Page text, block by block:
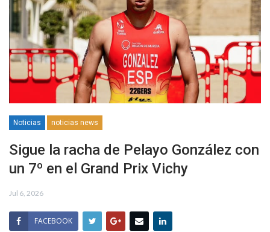
Noticias noticias news
Sigue la racha de Pelayo González con
un 7º en el Grand Prix Vichy
Jul 6, 2026
FACEBOOK